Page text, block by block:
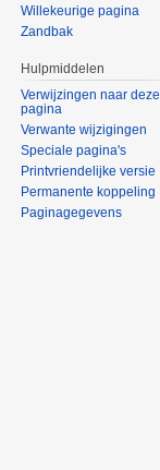
Willekeurige pagina
Zandbak
Hulpmiddelen
Verwijzingen naar deze
pagina
Verwante wijzigingen
Speciale pagina's
Printvriendelijke versie
Permanente koppeling
Paginagegevens